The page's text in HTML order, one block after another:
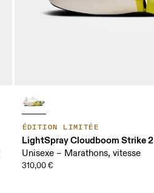
ÉDITION LIMITÉE
LightSpray Cloudboom Strike 2
Unisexe – Marathons, vitesse
310,00 €